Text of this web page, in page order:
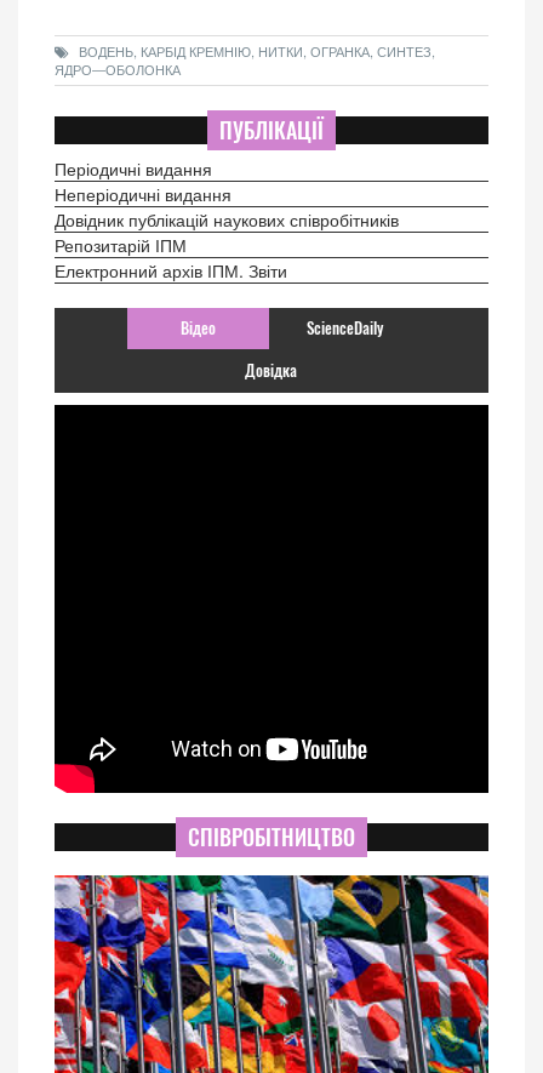
ВОДЕНЬ, КАРБІД КРЕМНІЮ, НИТКИ, ОГРАНКА, СИНТЕЗ,
ЯДРО―ОБОЛОНКА
ПУБЛІКАЦІЇ
Періодичні видання
Неперіодичні видання
Довідник публікацій наукових співробітників
Репозитарій ІПМ
Електронний архів ІПМ. Звіти
Відео ScienceDaily
Довідка
СПІВРОБІТНИЦТВО